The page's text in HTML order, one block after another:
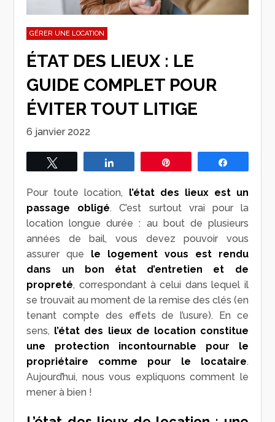
GÉRER UNE LOCATION
ÉTAT DES LIEUX : LE
GUIDE COMPLET POUR
ÉVITER TOUT LITIGE
6 janvier 2022
Pour toute location, l’état des lieux est un
passage obligé. C’est surtout vrai pour la
location longue durée : au bout de plusieurs
années de bail, vous devez pouvoir vous
assurer que le logement vous est rendu
dans un bon état d’entretien et de
propreté, correspondant à celui dans lequel il
se trouvait au moment de la remise des clés (en
tenant compte des effets de l’usure). En ce
sens, l’état des lieux de location constitue
une protection incontournable pour le
propriétaire comme pour le locataire.
Aujourd’hui, nous vous expliquons comment le
mener à bien !